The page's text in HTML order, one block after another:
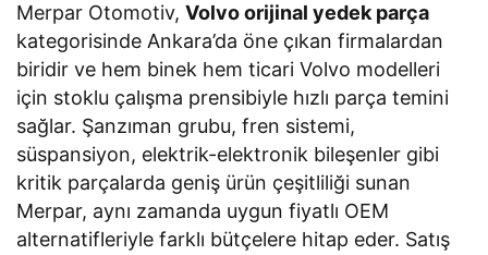
Merpar Otomotiv,Volvo orijinal yedek parça
kategorisinde Ankara’da öne çıkan firmalardan
biridir ve hem binek hem ticari Volvo modelleri
için stoklu çalışma prensibiyle hızlı parça temini
sağlar. Şanzıman grubu, fren sistemi,
süspansiyon, elektrik-elektronik bileşenler gibi
kritik parçalarda geniş ürün çeşitliliği sunan
Merpar, aynı zamanda uygun fiyatlı OEM
alternatifleriyle farklı bütçelere hitap eder. Satış